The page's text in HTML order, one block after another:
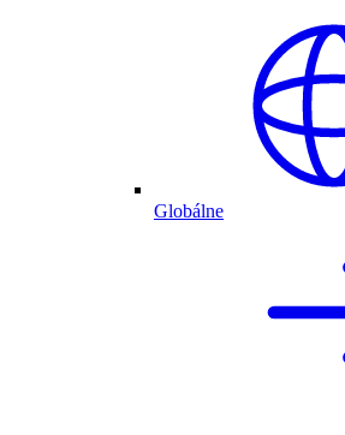
Globálne